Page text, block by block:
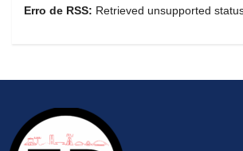
Erro de RSS: Retrieved unsupported